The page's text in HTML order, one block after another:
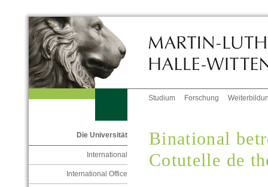
Studium Forschung
Die Universität
International
International Office
Binational
Cotutelle de